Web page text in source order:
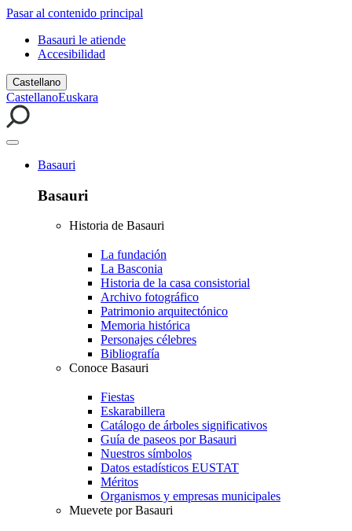
Pasar al contenido principal
Basauri le atiende
Accesibilidad
Castellano
CastellanoEuskara
Basauri
Basauri
Historia de Basauri
La fundación
La Basconia
Historia de la casa consistorial
Archivo fotográfico
Patrimonio arquitectónico
Memoria histórica
Personajes célebres
Bibliografía
Conoce Basauri
Fiestas
Eskarabillera
Catálogo de árboles significativos
Guía de paseos por Basauri
Nuestros símbolos
Datos estadísticos EUSTAT
Méritos
Organismos y empresas municipales
Muevete por Basauri